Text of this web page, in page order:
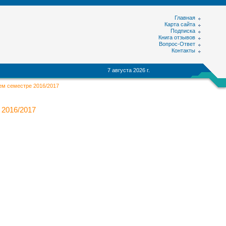
Главная
Карта сайта
Подписка
Книга отзывов
Вопрос-Ответ
Контакты
7 августа 2026 г.
семестре 2016/2017
2017